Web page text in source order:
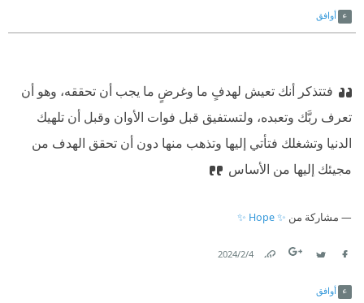
أوافق
فتتذكر أنك تعيش لهدفٍ ما وغرضٍ ما يجب أن تحققه، وهو أن
تعرف ربَّك وتعبده، ولتستفيق قبل فوات الأوان وقبل أن تلهيك
الدنيا وتشغلك فتأتي إليها وتذهب منها دون أن تحقق الهدف من
مجيئك إليها من الأساس
مشاركة من ✨ Hope ✨
4‏/2‏/2024
أوافق